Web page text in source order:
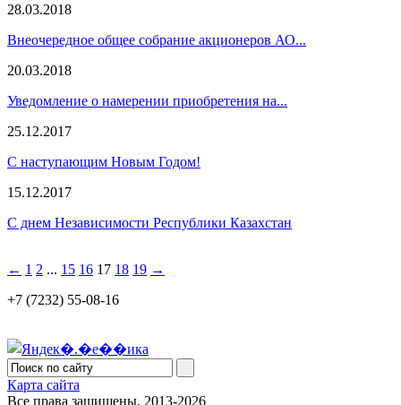
28.03.2018
Внеочередное общее собрание акционеров АО...
20.03.2018
Уведомление о намерении приобретения на...
25.12.2017
С наступающим Новым Годом!
15.12.2017
С днем Независимости Республики Казахстан
← 1 2 ... 15 16 17 18 19 →
+7 (7232) 55-08-16
Карта сайта
Все права защищены, 2013-2026